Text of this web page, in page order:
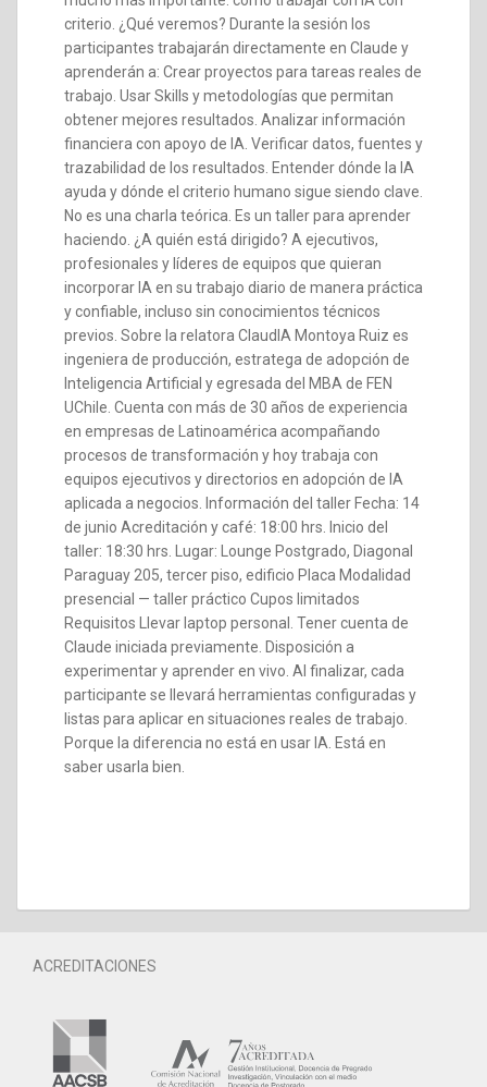
criterio. ¿Qué veremos? Durante la sesión los
participantes trabajarán directamente en Claude y
aprenderán a: Crear proyectos para tareas reales de
trabajo. Usar Skills y metodologías que permitan
obtener mejores resultados. Analizar información
financiera con apoyo de IA. Verificar datos, fuentes y
trazabilidad de los resultados. Entender dónde la IA
ayuda y dónde el criterio humano sigue siendo clave.
No es una charla teórica. Es un taller para aprender
haciendo. ¿A quién está dirigido? A ejecutivos,
profesionales y líderes de equipos que quieran
incorporar IA en su trabajo diario de manera práctica
y confiable, incluso sin conocimientos técnicos
previos. Sobre la relatora ClaudIA Montoya Ruiz es
ingeniera de producción, estratega de adopción de
Inteligencia Artificial y egresada del MBA de FEN
UChile. Cuenta con más de 30 años de experiencia
en empresas de Latinoamérica acompañando
procesos de transformación y hoy trabaja con
equipos ejecutivos y directorios en adopción de IA
aplicada a negocios. Información del taller Fecha: 14
de junio Acreditación y café: 18:00 hrs. Inicio del
taller: 18:30 hrs. Lugar: Lounge Postgrado, Diagonal
Paraguay 205, tercer piso, edificio Placa Modalidad
presencial — taller práctico Cupos limitados
Requisitos Llevar laptop personal. Tener cuenta de
Claude iniciada previamente. Disposición a
experimentar y aprender en vivo. Al finalizar, cada
participante se llevará herramientas configuradas y
listas para aplicar en situaciones reales de trabajo.
Porque la diferencia no está en usar IA. Está en
saber usarla bien.
ACREDITACIONES